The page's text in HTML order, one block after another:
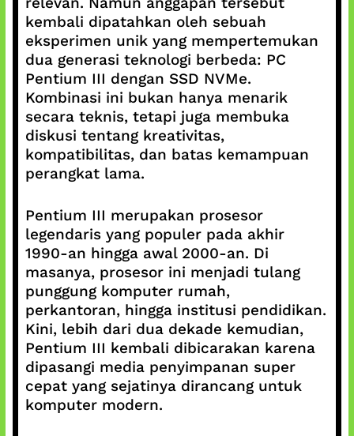
kembali dipatahkan oleh sebuah
eksperimen unik yang mempertemukan
dua generasi teknologi berbeda: PC
Pentium III dengan SSD NVMe.
Kombinasi ini bukan hanya menarik
secara teknis, tetapi juga membuka
diskusi tentang kreativitas,
kompatibilitas, dan batas kemampuan
perangkat lama.
Pentium III merupakan prosesor
legendaris yang populer pada akhir
1990-an hingga awal 2000-an. Di
masanya, prosesor ini menjadi tulang
punggung komputer rumah,
perkantoran, hingga institusi pendidikan.
Kini, lebih dari dua dekade kemudian,
Pentium III kembali dibicarakan karena
dipasangi media penyimpanan super
cepat yang sejatinya dirancang untuk
komputer modern.